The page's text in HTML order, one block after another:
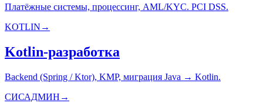
Платёжные системы, процессинг, AML/KYC. PCI DSS.
KOTLIN →
Kotlin-разработка
Backend (Spring / Ktor), KMP, миграция Java → Kotlin.
СИСАДМИН →